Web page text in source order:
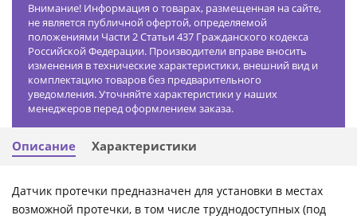
Внимание! Информация о товарах, размещенная на сайте,
не является публичной офертой, определяемой
положениями Части 2 Статьи 437 Гражданского кодекса
Российской Федерации. Производители вправе вносить
изменения в технические характеристики, внешний вид и
комплектацию товаров без предварительного
уведомления. Уточняйте характеристики у наших
менеджеров перед оформлением заказа.
Описание Характеристики
Датчик протечки предназначен для установки в местах
возможной протечки, в том числе труднодоступных (под